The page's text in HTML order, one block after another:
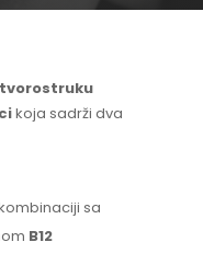
koja sadrži dva
sa
B12